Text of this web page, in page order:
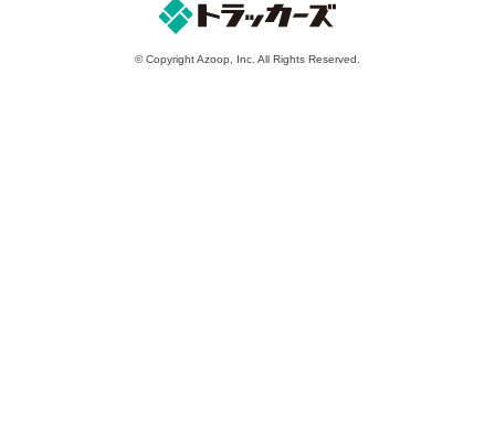
© Copyright Azoop, Inc. All Rights Reserved.